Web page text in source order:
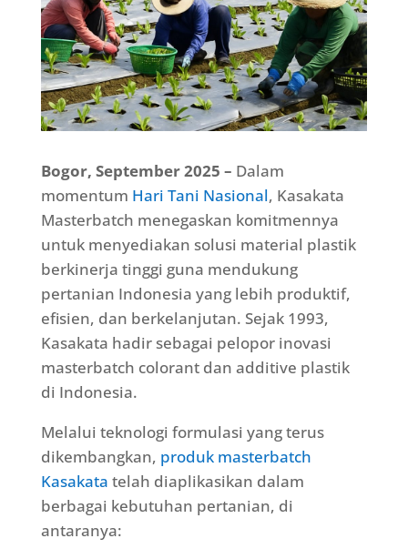
Bogor, September 2025 – Dalam
momentum Hari Tani Nasional, Kasakata
Masterbatch menegaskan komitmennya
untuk menyediakan solusi material plastik
berkinerja tinggi guna mendukung
pertanian Indonesia yang lebih produktif,
efisien, dan berkelanjutan. Sejak 1993,
Kasakata hadir sebagai pelopor inovasi
masterbatch colorant dan additive plastik
di Indonesia.
Melalui teknologi formulasi yang terus
dikembangkan, produk masterbatch
Kasakata telah diaplikasikan dalam
berbagai kebutuhan pertanian, di
antaranya: